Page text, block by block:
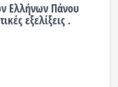
Ελλήνων Πάνου
εξελίξεις .